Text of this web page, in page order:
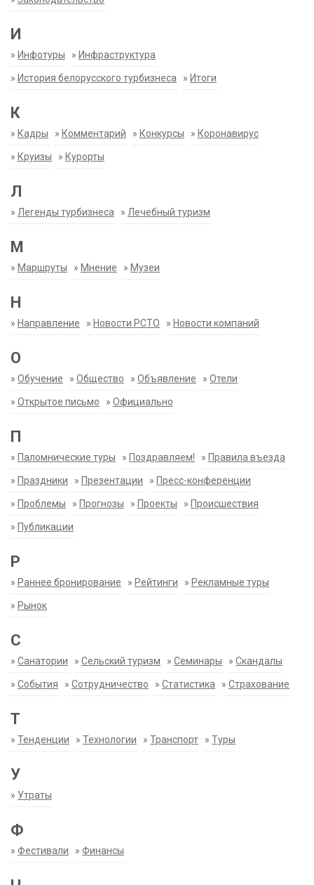
И
» Инфотуры » Инфраструктура
» История белорусского турбизнеса » Итоги
К
» Кадры » Комментарий » Конкурсы » Коронавирус
» Круизы » Курорты
Л
» Легенды турбизнеса » Лечебный туризм
М
» Маршруты » Мнение » Музеи
Н
» Направление » Новости РСТО » Новости компаний
О
» Обучение » Общество » Объявление » Отели
» Открытое письмо » Официально
П
» Паломнические туры » Поздравляем! » Правила въезда
» Праздники » Презентации » Пресс-конференции
» Проблемы » Прогнозы » Проекты » Происшествия
» Публикации
Р
» Раннее бронирование » Рейтинги » Рекламные туры
» Рынок
С
» Санатории » Сельский туризм » Семинары » Скандалы
» События » Сотрудничество » Статистика » Страхование
Т
» Тенденции » Технологии » Транспорт » Туры
У
» Утраты
Ф
» Фестивали » Финансы